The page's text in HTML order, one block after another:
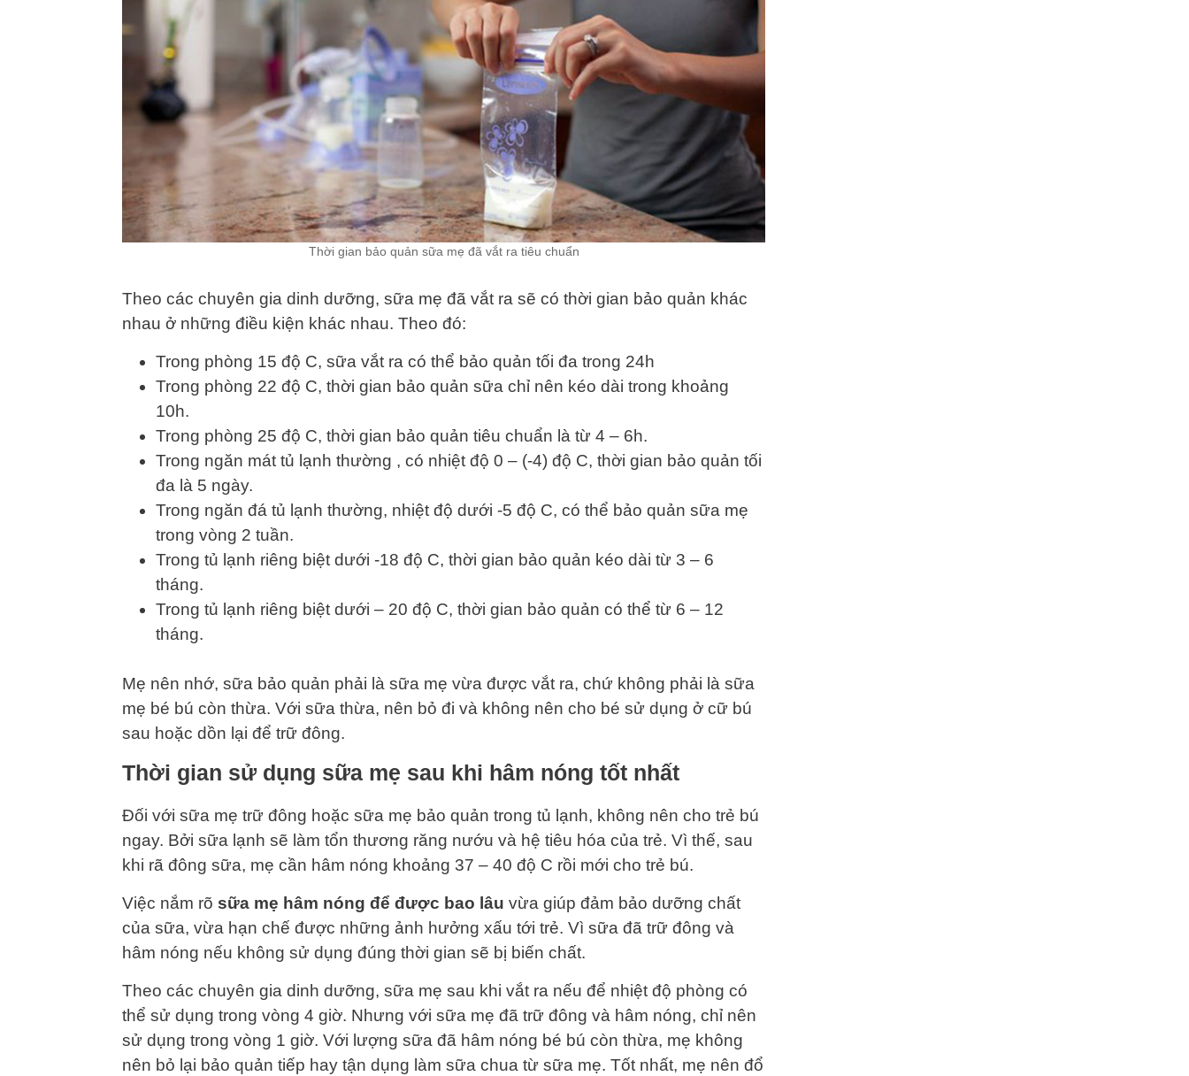
Thời gian bảo quản sữa mẹ đã vắt ra tiêu chuẩn
Theo các chuyên gia dinh dưỡng, sữa mẹ đã vắt ra sẽ có thời gian bảo quản khác
nhau ở những điều kiện khác nhau. Theo đó:
Trong phòng 15 độ C, sữa vắt ra có thể bảo quản tối đa trong 24h
Trong phòng 22 độ C, thời gian bảo quản sữa chỉ nên kéo dài trong khoảng
10h.
Trong phòng 25 độ C, thời gian bảo quản tiêu chuẩn là từ 4 – 6h.
Trong ngăn mát tủ lạnh thường , có nhiệt độ 0 – (-4) độ C, thời gian bảo quản tối
đa là 5 ngày.
Trong ngăn đá tủ lạnh thường, nhiệt độ dưới -5 độ C, có thể bảo quản sữa mẹ
trong vòng 2 tuần.
Trong tủ lạnh riêng biệt dưới -18 độ C, thời gian bảo quản kéo dài từ 3 – 6
tháng.
Trong tủ lạnh riêng biệt dưới – 20 độ C, thời gian bảo quản có thể từ 6 – 12
tháng.
Mẹ nên nhớ, sữa bảo quản phải là sữa mẹ vừa được vắt ra, chứ không phải là sữa
mẹ bé bú còn thừa. Với sữa thừa, nên bỏ đi và không nên cho bé sử dụng ở cữ bú
sau hoặc dồn lại để trữ đông.
Thời gian sử dụng sữa mẹ sau khi hâm nóng tốt nhất
Đối với sữa mẹ trữ đông hoặc sữa mẹ bảo quản trong tủ lạnh, không nên cho trẻ bú
ngay. Bởi sữa lạnh sẽ làm tổn thương răng nướu và hệ tiêu hóa của trẻ. Vì thế, sau
khi rã đông sữa, mẹ cần hâm nóng khoảng 37 – 40 độ C rồi mới cho trẻ bú.
Việc nắm rõ sữa mẹ hâm nóng để được bao lâu vừa giúp đảm bảo dưỡng chất
của sữa, vừa hạn chế được những ảnh hưởng xấu tới trẻ. Vì sữa đã trữ đông và
hâm nóng nếu không sử dụng đúng thời gian sẽ bị biến chất.
Theo các chuyên gia dinh dưỡng, sữa mẹ sau khi vắt ra nếu để nhiệt độ phòng có
thể sử dụng trong vòng 4 giờ. Nhưng với sữa mẹ đã trữ đông và hâm nóng, chỉ nên
sử dụng trong vòng 1 giờ. Với lượng sữa đã hâm nóng bé bú còn thừa, mẹ không
nên bỏ lại bảo quản tiếp hay tận dụng làm sữa chua từ sữa mẹ. Tốt nhất, mẹ nên đổ